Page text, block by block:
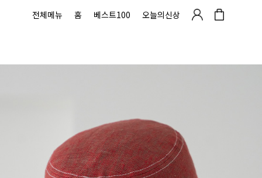
전체메뉴 홈 베스트100 오늘의신상